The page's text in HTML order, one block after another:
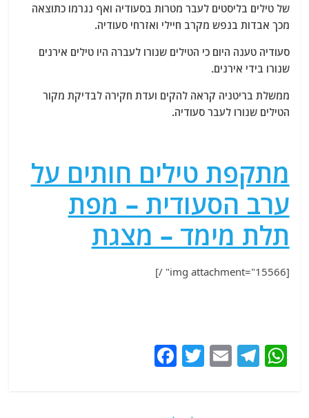
של טילים בליסטים לעבר מטרות בסעודיה ואף נגרמו כתוצאה
מכך אבדות בנפש מקרב חיילי ואזרחי סעודיה.
סעודיה טענה היום כי הטילים שנורו לעברה היו טילים אירנים
שנורו בידי אירנים.
ממשלת בריטניה קראה להקים ועדת חקירה לבדיקת מקור
הטילים שנורו לעבר סעודיה.
מתקפת טילים חותים על
ערב הסעודית – מפת
תלת מימד – מצגת
[img attachment="15566" /]
W
T
E
T